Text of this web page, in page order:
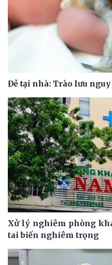
Đẻ tại nhà: Trào lưu
Xử lý nghiêm phòng
tai biến nghiêm trọng